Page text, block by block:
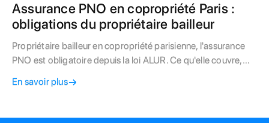
Assurance PNO en copropriété Paris :
obligations du propriétaire bailleur
Propriétaire bailleur en copropriété parisienne, l'assurance
PNO est obligatoire depuis la loi ALUR. Ce qu'elle couvre,
et comment bien la choisir.
En savoir plus